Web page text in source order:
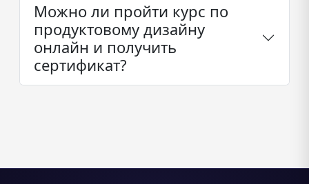
Можно ли пройти курс по
продуктовому дизайну
онлайн и получить
сертификат?